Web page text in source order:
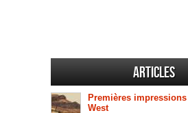
Articles
Premières
West